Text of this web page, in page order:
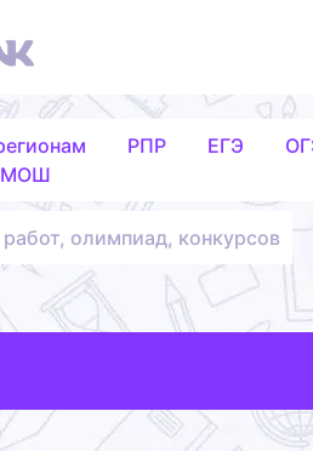
РПР ЕГЭ
МОШ
олимпиад, конкурсов